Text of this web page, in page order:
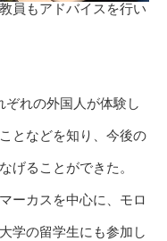
員もアドバイスを行い
れの外国人が体験し
となどを知り、今後の
げることができた。
ーカスを中心に、モロ
学の留学生にも参加し